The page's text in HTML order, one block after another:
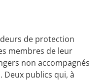
de protection
membres de leur
non accompagnés
Deux publics qui, à